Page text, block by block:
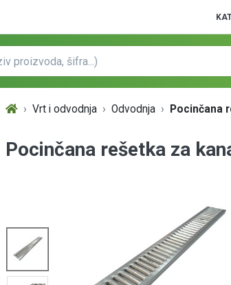
Vrt i odvodnja Odvodnja Pocinčana
Pocinčana rešetka za